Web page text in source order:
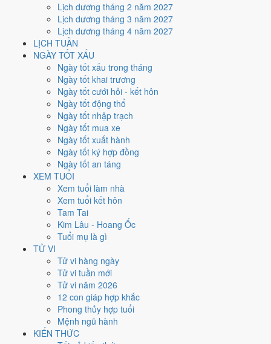
Lịch dương tháng 2 năm 2027
Lịch dương tháng 3 năm 2027
Lịch dương tháng 4 năm 2027
LỊCH TUẦN
NGÀY TỐT XẤU
Ngày tốt xấu trong tháng
Ngày tốt khai trương
Ngày tốt cưới hỏi - kết hôn
Ngày tốt động thổ
Ngày tốt nhập trạch
Ngày tốt mua xe
Ngày tốt xuất hành
Ngày tốt ký hợp đồng
Ngày tốt an táng
XEM TUỔI
Xem tuổi làm nhà
Xem tuổi kết hôn
Tam Tai
Kim Lâu - Hoang Ốc
Tuổi mụ là gì
TỬ VI
Tử vi hàng ngày
Tử vi tuần mới
Tử vi năm 2026
12 con giáp hợp khắc
Phong thủy hợp tuổi
Mệnh ngũ hành
KIẾN THỨC
Tân Tỵ- Chi khắc Can, Trực Chấp, Sao Liễu, nạp âm Bạch
Lạp Kim. Tổng hòa, đây làNgày Hungvới điểm trung bình
các việc quan trọng. Giờ Hoàng Đạo trong ngày:
Mùi, Tuất, Hợi.
Ngày Dương
Tháng 1 năm 2027
Tháng 11 âm năm 2026
Tiết Đại Hàn
Mậu Tý
Bính Ngọ
Ngày Tân Tỵ có TrựcChấp(ngày nắm giữ, bắt giữ) nhưng gặp Sao
Huyền Vũ hắc đạo. Điểm trung bình 7 việc chính chỉ
Ngày Hung
, cần thận trọng với các quyết định lớn khó đảo ngược.
Dậu, Sửu, Thân hợp ngày; tuổi